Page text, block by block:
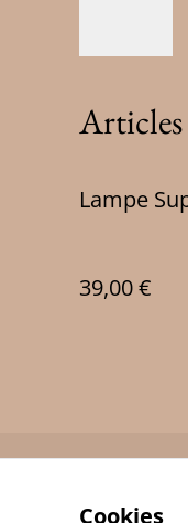
Articles
Lampe
39,00 €
Cookies